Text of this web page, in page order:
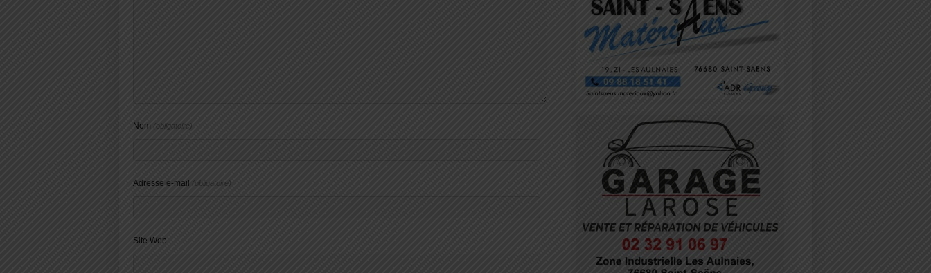
Nom (obligatoire)
Adresse e-mail (obligatoire)
Site Web